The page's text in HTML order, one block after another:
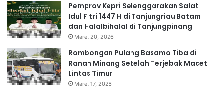
Pemprov Kepri Selenggarakan Salat
Idul Fitri 1447 H di Tanjungriau Batam
dan Halalbihalal di Tanjungpinang
Maret 20, 2026
Rombongan Pulang Basamo Tiba di
Ranah Minang Setelah Terjebak Macet
Lintas Timur
Maret 17, 2026